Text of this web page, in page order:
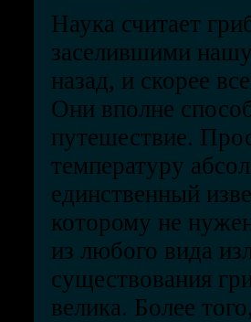
Наука считает
заселившими
назад, и скорее
Они вполне
путешествие.
температуру
единственный
которому не
из любого вида
существования
велика. Более